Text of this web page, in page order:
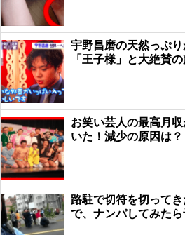
宇野昌磨の天然っぷ
「王子様」と大絶賛の
お笑い芸人の最高月
いた！減少の原因は？
路駐で切符を切って
で、ナンパしてみた